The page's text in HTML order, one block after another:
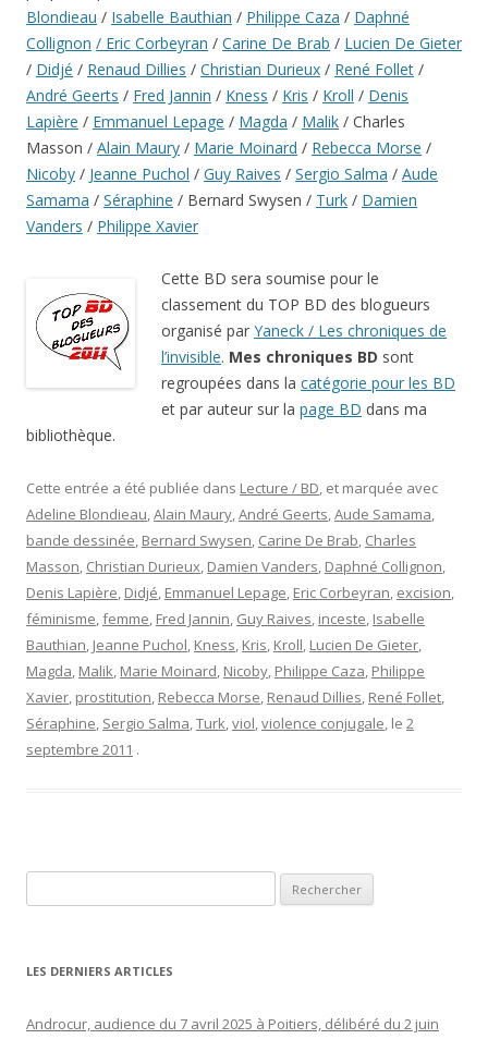
Blondieau / Isabelle Bauthian / Philippe Caza / Daphné
Collignon / Eric Corbeyran / Carine De Brab / Lucien De Gieter
/ Didjé / Renaud Dillies / Christian Durieux / René Follet /
André Geerts / Fred Jannin / Kness / Kris / Kroll / Denis
Lapière / Emmanuel Lepage / Magda / Malik / Charles
Masson / Alain Maury / Marie Moinard / Rebecca Morse /
Nicoby / Jeanne Puchol / Guy Raives / Sergio Salma / Aude
Samama / Séraphine / Bernard Swysen / Turk / Damien
Vanders / Philippe Xavier
Cette BD sera soumise pour le
classement du TOP BD des blogueurs
organisé par Yaneck / Les chroniques de
l’invisible. Mes chroniques BD sont
regroupées dans la catégorie pour les BD
et par auteur sur la page BD dans ma
bibliothèque.
Cette entrée a été publiée dans Lecture / BD, et marquée avec
Adeline Blondieau,Alain Maury,André Geerts,Aude Samama,
bande dessinée, Bernard Swysen, Carine De Brab, Charles
Masson, Christian Durieux, Damien Vanders, Daphné Collignon,
Denis Lapière, Didjé, Emmanuel Lepage, Eric Corbeyran, excision,
féminisme,femme, Fred Jannin, Guy Raives, inceste, Isabelle
Bauthian, Jeanne Puchol, Kness, Kris, Kroll, Lucien De Gieter,
Magda, Malik, Marie Moinard, Nicoby, Philippe Caza, Philippe
Xavier, prostitution, Rebecca Morse, Renaud Dillies, René Follet,
Séraphine, Sergio Salma,Turk,viol,violence conjugale, le 2
septembre 2011 .
LES DERNIERS ARTICLES
Androcur, audience du 7 avril 2025 à Poitiers, délibéré du 2 juin